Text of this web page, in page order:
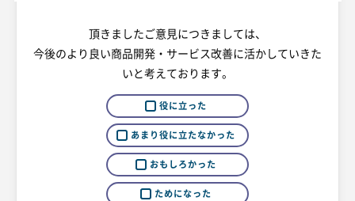
頂きましたご意見につきましては、
今後のより良い商品開発・サービス改善に活かしていきた
いと考えております。
役に立った
あまり役に立たなかった
おもしろかった
ためになった